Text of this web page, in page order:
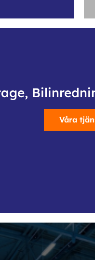
Våra